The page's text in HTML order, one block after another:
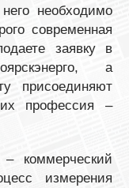
необходимо
современная
заявку в
а
присоединяют
профессия –
коммерческий
измерения